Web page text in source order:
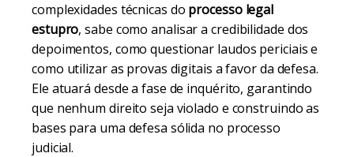
complexidades técnicas do processo legal
estupro, sabe como analisar a credibilidade dos
depoimentos, como questionar laudos periciais e
como utilizar as provas digitais a favor da defesa.
Ele atuará desde a fase de inquérito, garantindo
que nenhum direito seja violado e construindo as
bases para uma defesa sólida no processo
judicial.